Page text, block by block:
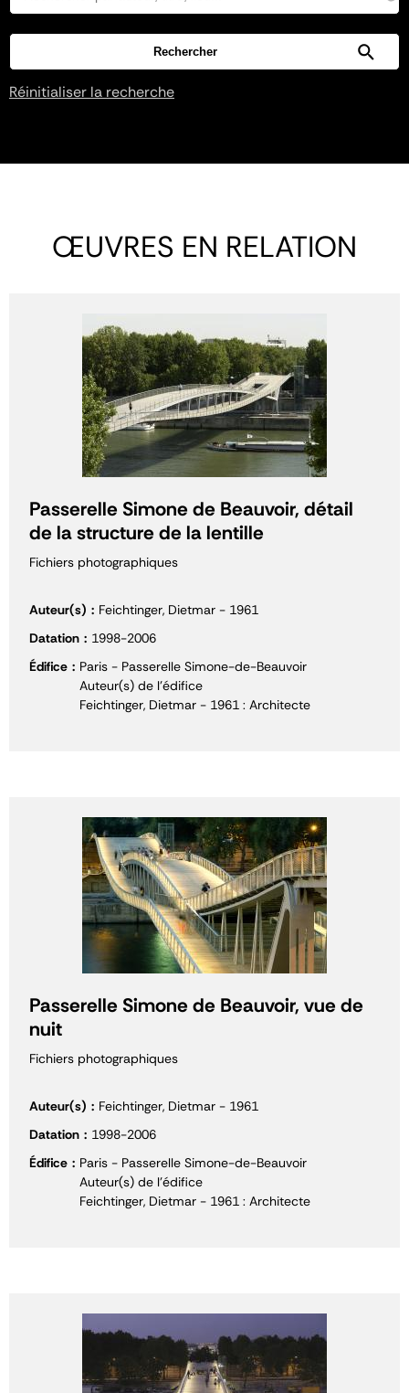
Réinitialiser la recherche
ŒUVRES EN RELATION
Passerelle Simone de Beauvoir, détail
de la structure de la lentille
Fichiers photographiques
Auteur(s)
Feichtinger, Dietmar - 1961
Datation
1998-2006
Édifice
Paris - Passerelle Simone-de-Beauvoir
Auteur(s) de l'édifice
Feichtinger, Dietmar - 1961 : Architecte
Passerelle Simone de Beauvoir, vue de
nuit
Fichiers photographiques
Auteur(s)
Feichtinger, Dietmar - 1961
Datation
1998-2006
Édifice
Paris - Passerelle Simone-de-Beauvoir
Auteur(s) de l'édifice
Feichtinger, Dietmar - 1961 : Architecte